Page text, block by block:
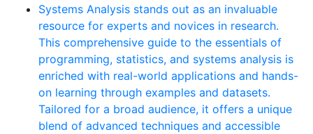
Systems Analysis stands out as an invaluable
resource for experts and novices in research.
This comprehensive guide to the essentials of
programming, statistics, and systems analysis is
enriched with real-world applications and hands-
on learning through examples and datasets.
Tailored for a broad audience, it offers a unique
blend of advanced techniques and accessible